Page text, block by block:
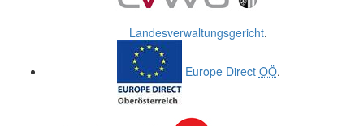
Landesverwaltungsgericht.
Europe Direct OÖ.